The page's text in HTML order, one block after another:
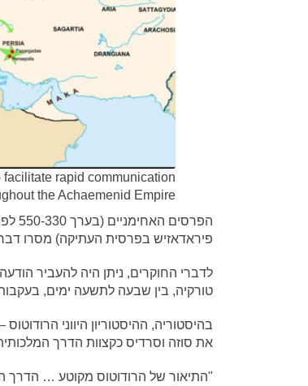
rapid communication
the Achaemenid Empire
פיראדאזיש בפרסית העתיקה) מסרו
לדברי החוקרים, ניתן היה להעביר
טורקיה, בין שבעה לתשעה ימים,
את סוזה וסרדיס כקצוות הדרך
"התיאור של הרודוטוס מקוטע …